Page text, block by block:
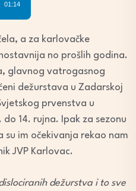
01:14
a za karlovačke
no prošlih godina.
glavnog vatrogasnog
dežurstava u Zadarskoj
prvenstva u
14. rujna. Ipak za sezonu
im očekivanja rekao nam
JVP Karlovac.
dežurstva i to sve